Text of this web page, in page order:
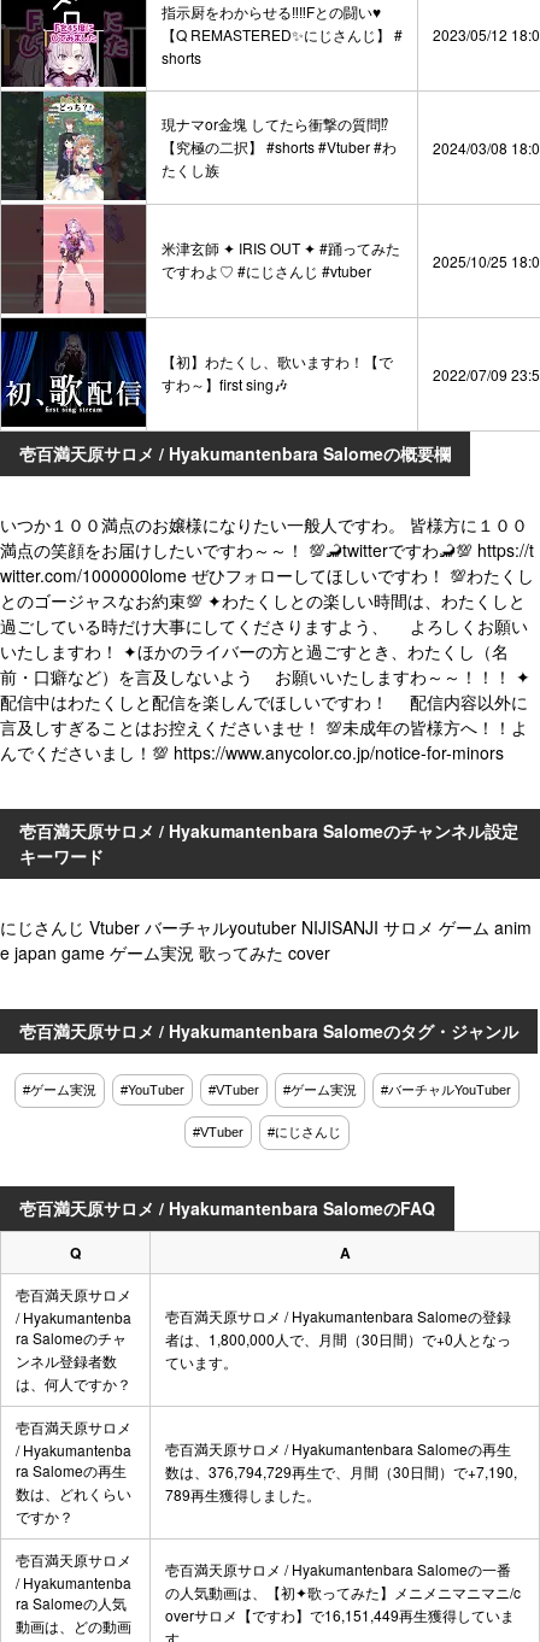
指示厨をわからせる‼‼Fとの闘い♥
【Q REMASTERED✨にじさんじ】 #
shorts
2023/05/12
現ナマor金塊 してたら衝撃の質問⁉
【究極の二択】 #shorts #Vtuber #わ
たくし族
2024/03/08
米津玄師 ✦ IRIS OUT ✦ #踊ってみた
ですわよ♡ #にじさんじ #vtuber
2025/10/25
【初】わたくし、歌いますわ！【で
すわ～】first sing🎶
2022/07/09
壱百満天原サロメ / Hyakumantenbara Salomeの概要欄
いつか１００満点のお嬢様になりたい一般人ですわ。 皆様方に１００
満点の笑顔をお届けしたいですわ～～！ 💯🦂twitterですわ🦂💯 https://t
witter.com/1000000lome ぜひフォローしてほしいですわ！ 💯わたくし
とのゴージャスなお約束💯 ✦わたくしとの楽しい時間は、わたくしと
過ごしている時だけ大事にしてくださりますよう、 よろしくお願い
いたしますわ！ ✦ほかのライバーの方と過ごすとき、わたくし（名
前・口癖など）を言及しないよう お願いいたしますわ～～！！！ ✦
配信中はわたくしと配信を楽しんでほしいですわ！ 配信内容以外に
言及しすぎることはお控えくださいませ！ 💯未成年の皆様方へ！！よ
んでくださいまし！💯 https://www.anycolor.co.jp/notice-for-minors
壱百満天原サロメ / Hyakumantenbara Salomeのチャンネル設定
キーワード
にじさんじ Vtuber バーチャルyoutuber NIJISANJI サロメ ゲーム anim
e japan game ゲーム実況 歌ってみた cover
壱百満天原サロメ / Hyakumantenbara Salomeのタグ・ジャンル
#ゲーム実況 #YouTuber #VTuber #ゲーム実況 #バーチャルYouTuber
#VTuber #にじさんじ
壱百満天原サロメ / Hyakumantenbara SalomeのFAQ
Q A
壱百満天原サロメ
/ Hyakumantenba
ra Salomeのチャ
ンネル登録者数
は、何人ですか？
壱百満天原サロメ / Hyakumantenbara Salomeの登録
者は、1,800,000人で、月間（30日間）で+0人となっ
ています。
壱百満天原サロメ
/ Hyakumantenba
ra Salomeの再生
数は、どれくらい
ですか？
壱百満天原サロメ / Hyakumantenbara Salomeの再生
数は、376,794,729再生で、月間（30日間）で+7,190,
789再生獲得しました。
壱百満天原サロメ
/ Hyakumantenba
ra Salomeの人気
動画は、どの動画
壱百満天原サロメ / Hyakumantenbara Salomeの一番
の人気動画は、
【初✦歌ってみた】メニメニマニマニ/c
overサロメ【ですわ】 で16,151,449再生獲得していま